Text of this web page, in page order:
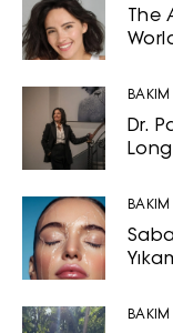
BAKIM
Dr.
BAKIM
BAKIM